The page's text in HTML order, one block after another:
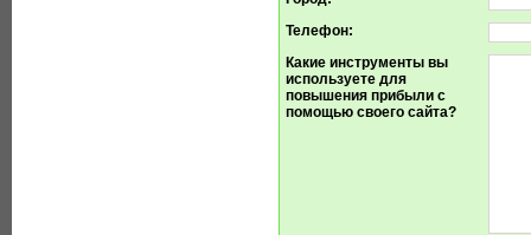
Телефон:
Какие инструменты вы
используете для
повышения прибыли с
помощью своего сайта?